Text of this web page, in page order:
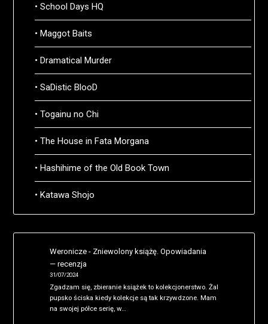
• School Days HQ
• Maggot Baits
• Dramatical Murder
• SaDistic BlooD
• Togainu no Chi
• The House in Fata Morgana
• Hashihime of the Old Book Town
• Katawa Shojo
Weronicze - Zniewolony książę. Opowiadania
— recenzja
31/07/2024
Zgadzam się, zbieranie książek to kolekcjonerstwo. Żal
pupsko ściska kiedy kolekcje są tak krzywdzone. Mam
na swojej półce serię, w…